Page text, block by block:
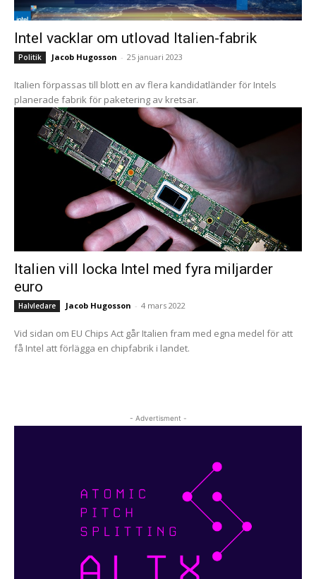
Intel vacklar om utlovad Italien-fabrik
Politik Jacob Hugosson - 25 januari 2023
Italien förpassas till blott en av flera kandidatländer för Intels
planerade fabrik för paketering av kretsar.
Italien vill locka Intel med fyra miljarder
euro
Halvledare Jacob Hugosson - 4 mars 2022
Vid sidan om EU Chips Act går Italien fram med egna medel för att
få Intel att förlägga en chipfabrik i landet.
- Advertisment -